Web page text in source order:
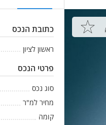
כתובת הנכס
ראשון לציון
פרטי הנכס
סוג נכס
מחיר למ"ר
קומה